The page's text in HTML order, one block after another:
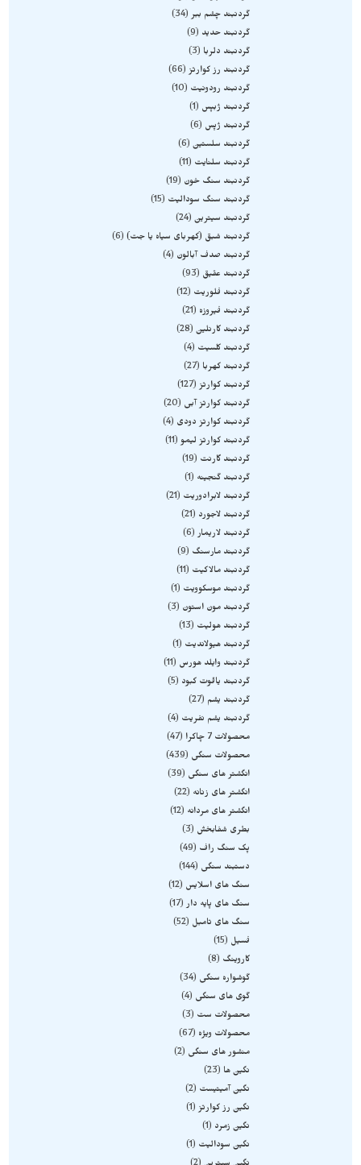
گردنبند چشم ببر 34
گردنبند حدید
9
گردنبند دلربا
3
گردنبند رز کوارتز 66
گردنبند رودونیت
10
گردنبند ژبپس
1
گردنبند ژپس
6
گردنبند سلستین 6
گردنبند سلنایت
11
گردنبند سنگ خون
19
گردنبند سنگ سودالیت
15
گردنبند سیترین 24
گردنبند شبق (کهربای سیاه یا جت) 6
گردنبند صدف آبالون
4
گردنبند عقیق
93
گردنبند فلوریت
12
گردنبند فیروزه
21
گردنبند کارنلین 28
گردنبند کلسیت
4
گردنبند کهربا
27
گردنبند کوارتز 127
گردنبند کوارتز آبی
20
گردنبند کوارتز دودی
4
گردنبند کوارتز لیمو 11
گردنبند گارنت
19
گردنبند گنجینه
1
گردنبند لابرادوریت
21
گردنبند لاجورد
21
گردنبند لاریمار 6
گردنبند مارسنگ
9
گردنبند مالاکیت
11
گردنبند موسکوویت
1
گردنبند مون استون
3
گردنبند هولیت
13
گردنبند هیولاندیت
1
گردنبند وایلد هورس
11
گردنبند یاقوت کبود
5
گردنبند یشم
27
گردنبند یشم نفریت
4
محصولات 7 چاکرا
47
محصولات سنگی
439
انگشتر های سنگی
39
انگشتر های زنانه
22
انگشتر های مردانه
12
بطری شفابخش
3
پک سنگ راف
49
دستبند سنگی
144
سنگ های اسلایس
12
سنگ های پایه دار 17
سنگ های تامبل
52
فسیل
15
کاروینگ
8
گوشواره سنگی
34
گوی های سنگی
4
محصولات ست
3
محصولات ویژه
67
منشور های سنگی
2
نگین ها
23
نگین آمیتیست
2
نگین رز کوارتز 1
نگین زمرد
1
نگین سودالیت
1